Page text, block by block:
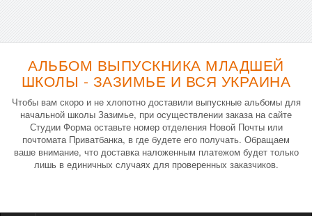
АЛЬБОМ ВЫПУСКНИКА МЛАДШЕЙ
ШКОЛЫ - ЗАЗИМЬЕ И ВСЯ УКРАИНА
Чтобы вам скоро и не хлопотно доставили выпускные альбомы для
начальной школы Зазимье, при осуществлении заказа на сайте
Студии Форма оставьте номер отделения Новой Почты или
почтомата Приватбанка, в где будете его получать. Обращаем
ваше внимание, что доставка наложенным платежом будет только
лишь в единичных случаях для проверенных заказчиков.